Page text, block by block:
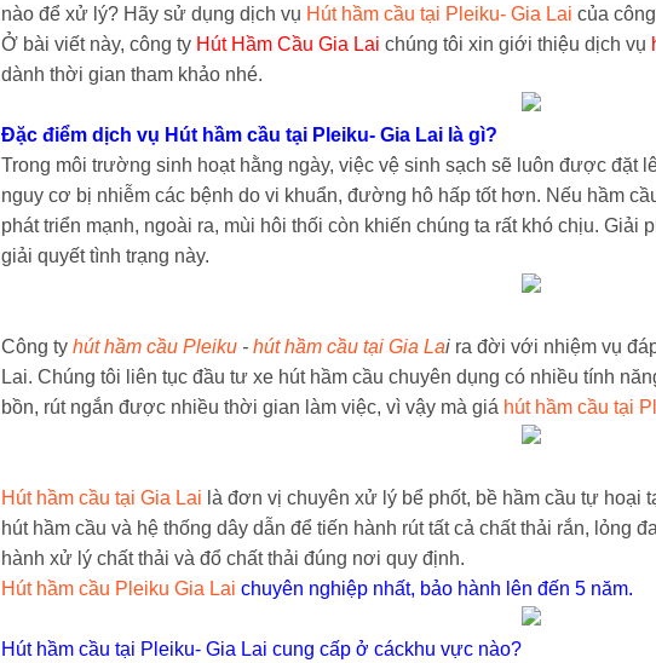
nào để xử lý? Hãy sử dụng dịch vụ Hút hầm cầu tại Pleiku- Gia Lai của
Ở bài viết này, công ty Hút Hầm Cầu Gia Lai chúng tôi xin giới thiệu dịch vụ
dành thời gian tham khảo nhé.
Đặc điểm dịch vụ Hút hầm cầu tại Pleiku- Gia Lai là gì?
Trong môi trường sinh hoạt hằng ngày, việc vệ sinh sạch sẽ luôn được đặt
nguy cơ bị nhiễm các bệnh do vi khuẩn, đường hô hấp tốt hơn. Nếu hầm
phát triển mạnh, ngoài ra, mùi hôi thối còn khiến chúng ta rất khó chịu.
giải quyết tình trạng này.
Công ty hút hầm cầu Pleiku - hút hầm cầu tại Gia Lai ra đời với nhiệm vụ
Lai. Chúng tôi liên tục đầu tư xe hút hầm cầu chuyên dụng có nhiều tính
bồn, rút ngắn được nhiều thời gian làm việc, vì vậy mà giá hút hầm cầu tại
Hút hầm cầu tại Gia Lai là đơn vị chuyên xử lý bể phốt, bề hầm cầu tự hoại
hút hầm cầu và hệ thống dây dẫn để tiến hành rút tất cả chất thải rắn, lỏng
hành xử lý chất thải và đổ chất thải đúng nơi quy định.
Hút hầm cầu Pleiku Gia Lai chuyên nghiệp nhất, bảo hành lên đến 5 năm.
Hút hầm cầu tại Pleiku- Gia Lai cung cấp ở cáckhu vực nào?